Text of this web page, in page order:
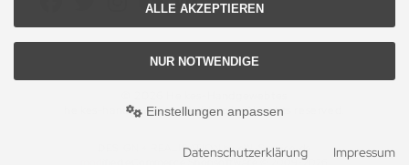
heikes-handgewebtes.de/shop/ - All rights reserved.
DESIGN + REALISATION
by eW-Service.de
ified eCommerce Shopsoftware © 2009-2026
ALLE AKZEPTIEREN
NUR NOTWENDIGE
Einstellungen anpassen
Datenschutzerklärung Impressum